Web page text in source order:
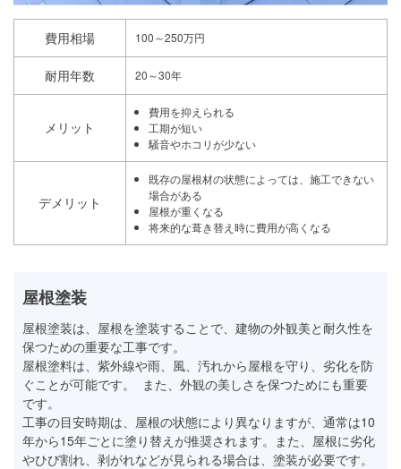
費用相場 100～250万円
耐用年数 20～30年
メリット
費用を抑えられる
工期が短い
騒音やホコリが少ない
デメリット
既存の屋根材の状態によっては、施工できない
場合がある
屋根が重くなる
将来的な葺き替え時に費用が高くなる
屋根塗装
屋根塗装は、屋根を塗装することで、建物の外観美と耐久性を
保つための重要な工事です。
屋根塗料は、紫外線や雨、風、汚れから屋根を守り、劣化を防
ぐことが可能です。 また、外観の美しさを保つためにも重要
です。
工事の目安時期は、屋根の状態により異なりますが、通常は10
年から15年ごとに塗り替えが推奨されます。また、屋根に劣化
やひび割れ、剥がれなどが見られる場合は、塗装が必要です。